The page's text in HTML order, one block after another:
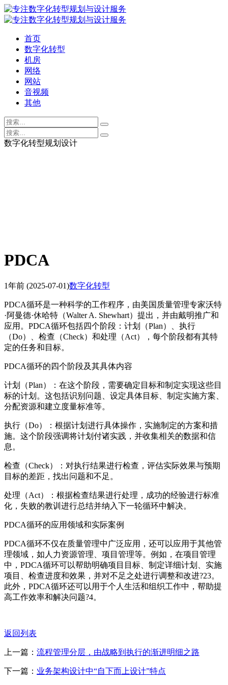
首页
数字化转型
机房
网络
网站
音视频
其他
数字化转型规划设计
PDCA
1年前 (2025-07-01)数字化转型
PDCA循环是一种科学的工作程序，由美国质量管理专家沃特
·阿曼德·休哈特（Walter A. Shewhart）提出，并由戴明推广和
应用。PDCA循环包括四个阶段：计划（Plan）、执行
（Do）、检查（Check）和处理（Act），每个阶段都有其特
定的任务和目标。
PDCA循环的四个阶段及其具体内容
计划（Plan）：在这个阶段，需要确定目标和制定实现这些目
标的计划。这包括识别问题、设定具体目标、制定实施方案、
分配资源和建立度量标准等。
执行（Do）：根据计划进行具体操作，实施制定的方案和措
施。这个阶段强调将计划付诸实践，并收集相关的数据和信
息。
检查（Check）：对执行结果进行检查，评估实际效果与预期
目标的差距，找出问题和不足。
处理（Act）：根据检查结果进行处理，成功的经验进行标准
化，失败的教训进行总结并纳入下一轮循环中解决。
PDCA循环的应用领域和实际案例
PDCA循环不仅在质量管理中广泛应用，还可以应用于其他管
理领域，如人力资源管理、项目管理等。例如，在项目管理
中，PDCA循环可以帮助明确项目目标、制定详细计划、实施
项目、检查进度和效果，并对不足之处进行调整和改进?23。
此外，PDCA循环还可以用于个人生活和组织工作中，帮助提
高工作效率和解决问题?4。
返回列表
上一篇： 流程管理分层，由战略到执行的渐进明细之路
下一篇： 业务架构设计中“自下而上设计”特点